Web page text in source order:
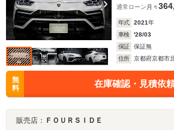
通常ローン 月々
年式 2021年
車検
'28/03
保証
保証無
住所
京都府京都市
無
料
在庫確認・見積依
販売店： ＦＯＵＲＳＩＤＥ